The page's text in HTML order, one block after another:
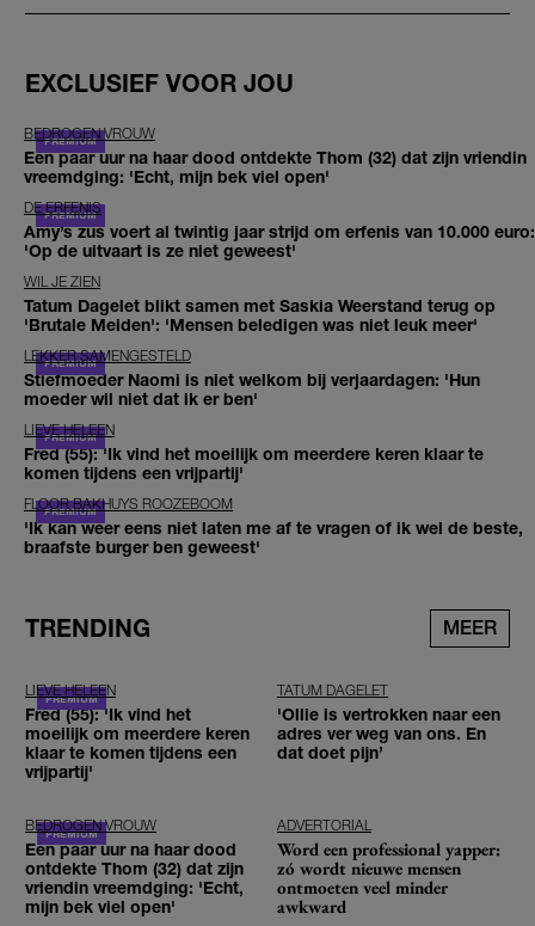
EXCLUSIEF VOOR JOU
BEDROGEN VROUW
Een paar uur na haar dood ontdekte Thom (32) dat zijn vriendin
vreemdging: 'Echt, mijn bek viel open'
DE ERFENIS
Amy’s zus voert al twintig jaar strijd om erfenis van 10.000 euro:
'Op de uitvaart is ze niet geweest'
WIL JE ZIEN
Tatum Dagelet blikt samen met Saskia Weerstand terug op
'Brutale Meiden': 'Mensen beledigen was niet leuk meer'
LEKKER SAMENGESTELD
Stiefmoeder Naomi is niet welkom bij verjaardagen: 'Hun
moeder wil niet dat ik er ben'
LIEVE HELEEN
Fred (55): 'Ik vind het moeilijk om meerdere keren klaar te
komen tijdens een vrijpartij'
FLOOR BAKHUYS ROOZEBOOM
'Ik kan weer eens niet laten me af te vragen of ik wel de beste,
braafste burger ben geweest'
TRENDING MEER
LIEVE HELEEN
Fred (55): 'Ik vind het
moeilijk om meerdere keren
klaar te komen tijdens een
vrijpartij'
TATUM DAGELET
'Ollie is vertrokken naar een
adres ver weg van ons. En
dat doet pijn’
BEDROGEN VROUW
Een paar uur na haar dood
ontdekte Thom (32) dat zijn
vriendin vreemdging: 'Echt,
mijn bek viel open'
ADVERTORIAL
Word een professional yapper:
zó wordt nieuwe mensen
ontmoeten veel minder
awkward